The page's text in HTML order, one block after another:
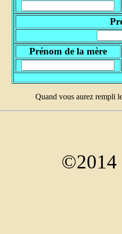
Prénom de la mère
Quand vous aurez rempli
©2014